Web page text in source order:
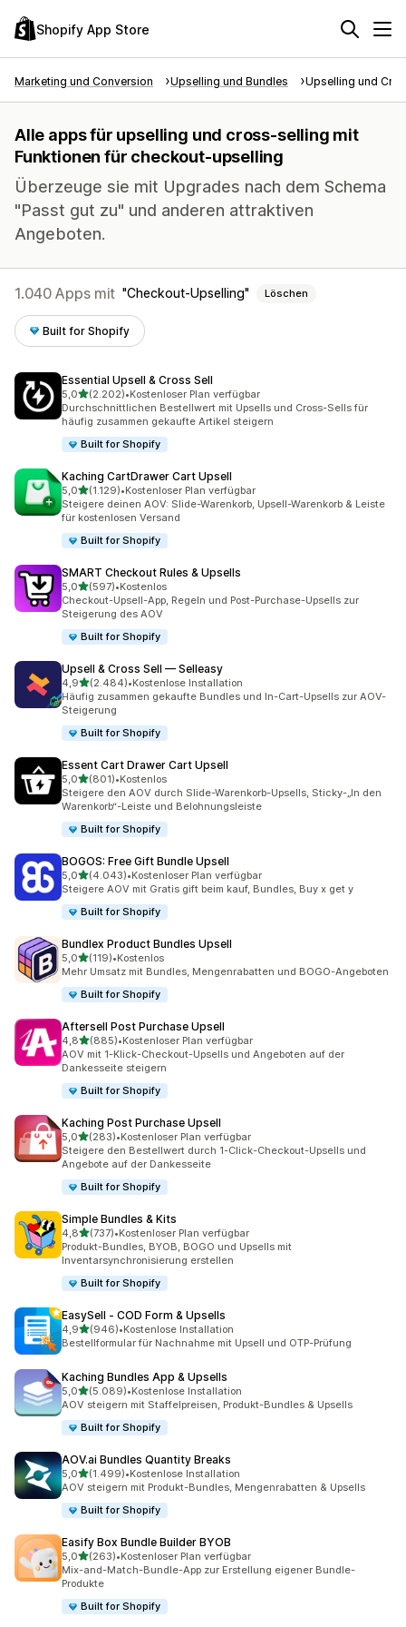
Shopify App Store
Marketing und Conversion Upselling und Bundles Upselling und
Alle apps für upselling und cross-selling mit
Funktionen für checkout-upselling
Überzeuge sie mit Upgrades nach dem Schema
"Passt gut zu" und anderen attraktiven
Angeboten.
1.040 Apps mit Checkout-Upselling Löschen
Built for Shopify
Essential Upsell & Cross Sell
5,0von 5 Sternen
(2.202)
2202 Rezensionen insgesamt
•Kostenloser Plan verfügbar
Durchschnittlichen Bestellwert mit Upsells und Cross-Sells für
häufig zusammen gekaufte Artikel steigern
Built for Shopify
Kaching CartDrawer Cart Upsell
5,0von 5 Sternen
(1.129)
1129 Rezensionen insgesamt
•Kostenloser Plan verfügbar
Steigere deinen AOV: Slide-Warenkorb, Upsell-Warenkorb & Leiste
für kostenlosen Versand
Built for Shopify
SMART Checkout Rules & Upsells
5,0von 5 Sternen
(597)
597 Rezensionen insgesamt
•Kostenlos
Checkout-Upsell-App, Regeln und Post-Purchase-Upsells zur
Steigerung des AOV
Built for Shopify
Upsell & Cross Sell — Selleasy
4,9von 5 Sternen
(2.484)
2484 Rezensionen insgesamt
•Kostenlose Installation
Häufig zusammen gekaufte Bundles und In-Cart-Upsells zur AOV-
Steigerung
Built for Shopify
Essent Cart Drawer Cart Upsell
5,0von 5 Sternen
(801)
801 Rezensionen insgesamt
•Kostenlos
Steigere den AOV durch Slide-Warenkorb-Upsells, Sticky-„In den
Warenkorb“-Leiste und Belohnungsleiste
Built for Shopify
BOGOS: Free Gift Bundle Upsell
5,0von 5 Sternen
(4.043)
4043 Rezensionen insgesamt
•Kostenloser Plan verfügbar
Steigere AOV mit Gratis gift beim kauf, Bundles, Buy x get y
Built for Shopify
Bundlex Product Bundles Upsell
5,0von 5 Sternen
(119)
119 Rezensionen insgesamt
•Kostenlos
Mehr Umsatz mit Bundles, Mengenrabatten und BOGO-Angeboten
Built for Shopify
Aftersell Post Purchase Upsell
4,8von 5 Sternen
(885)
885 Rezensionen insgesamt
•Kostenloser Plan verfügbar
AOV mit 1-Klick-Checkout-Upsells und Angeboten auf der
Dankesseite steigern
Built for Shopify
Kaching Post Purchase Upsell
5,0von 5 Sternen
(283)
283 Rezensionen insgesamt
•Kostenloser Plan verfügbar
Steigere den Bestellwert durch 1-Click-Checkout-Upsells und
Angebote auf der Dankesseite
Built for Shopify
Simple Bundles & Kits
4,8von 5 Sternen
(737)
737 Rezensionen insgesamt
•Kostenloser Plan verfügbar
Produkt-Bundles, BYOB, BOGO und Upsells mit
Inventarsynchronisierung erstellen
Built for Shopify
EasySell ‑ COD Form & Upsells
4,9von 5 Sternen
(946)
946 Rezensionen insgesamt
•Kostenlose Installation
Bestellformular für Nachnahme mit Upsell und OTP-Prüfung
Kaching Bundles App & Upsells
5,0von 5 Sternen
(5.089)
5089 Rezensionen insgesamt
•Kostenlose Installation
AOV steigern mit Staffelpreisen, Produkt-Bundles & Upsells
Built for Shopify
AOV.ai Bundles Quantity Breaks
5,0von 5 Sternen
(1.499)
1499 Rezensionen insgesamt
•Kostenlose Installation
AOV steigern mit Produkt-Bundles, Mengenrabatten & Upsells
Built for Shopify
Easify Box Bundle Builder BYOB
5,0von 5 Sternen
(263)
263 Rezensionen insgesamt
•Kostenloser Plan verfügbar
Mix-and-Match-Bundle-App zur Erstellung eigener Bundle-
Produkte
Built for Shopify